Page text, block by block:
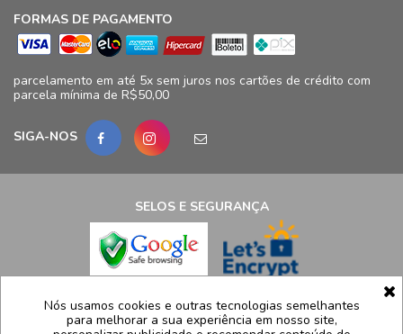
FORMAS DE PAGAMENTO
parcelamento em até 5x sem juros nos cartões de crédito com
parcela mínima de R$50,00
SIGA-NOS
SELOS E SEGURANÇA
LCB Confecções Eireli | CNPJ: 19.316.833/0009-41
Avenida Ayrton Senna, 5.500, Bloco 11, loja 124/125 - Barra da
Nós usamos cookies e outras tecnologias semelhantes
para melhorar a sua experiência em nosso site,